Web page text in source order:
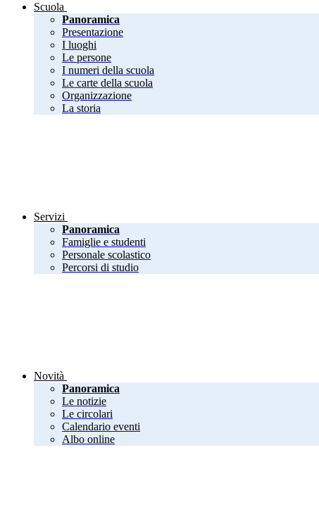
Scuola
Panoramica
Presentazione
I luoghi
Le persone
I numeri della scuola
Le carte della scuola
Organizzazione
La storia
Servizi
Panoramica
Famiglie e studenti
Personale scolastico
Percorsi di studio
Novità
Panoramica
Le notizie
Le circolari
Calendario eventi
Albo online